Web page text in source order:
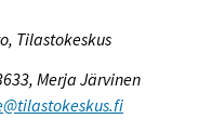
Tilastokeskus
Merja Järvinen